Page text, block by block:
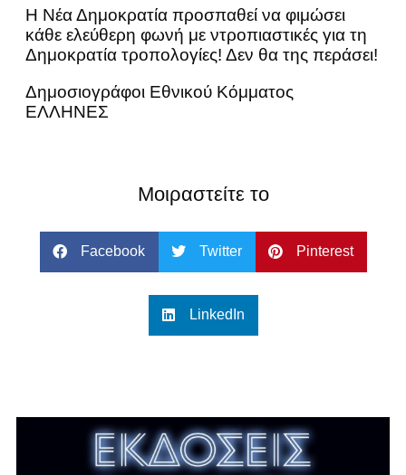
Η Νέα Δημοκρατία προσπαθεί να φιμώσει
κάθε ελεύθερη φωνή με ντροπιαστικές για τη
Δημοκρατία τροπολογίες! Δεν θα της περάσει!
Δημοσιογράφοι Εθνικού Κόμματος
ΕΛΛΗΝΕΣ
Μοιραστείτε το
Facebook Twitter Pinterest
LinkedIn